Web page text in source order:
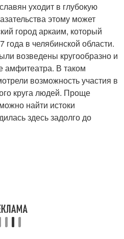
уходит в глубокую
этому может
город аркаим, который
в челябинской области.
возведены кругообразно и
амфитеатра. В таком
возможность участия в
круга людей. Проще
найти истоки
здесь задолго до